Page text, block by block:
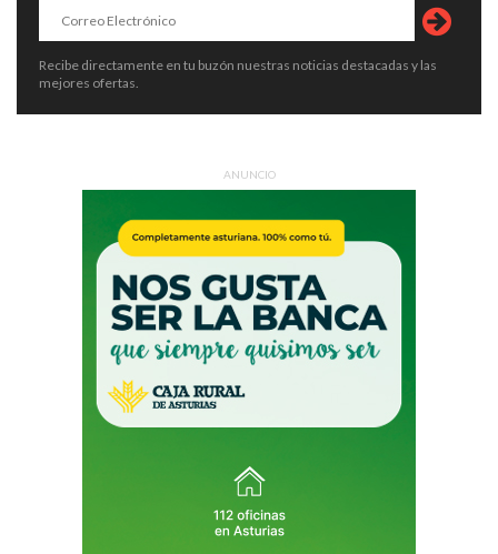
Recibe directamente en tu buzón nuestras noticias destacadas y las
mejores ofertas.
ANUNCIO